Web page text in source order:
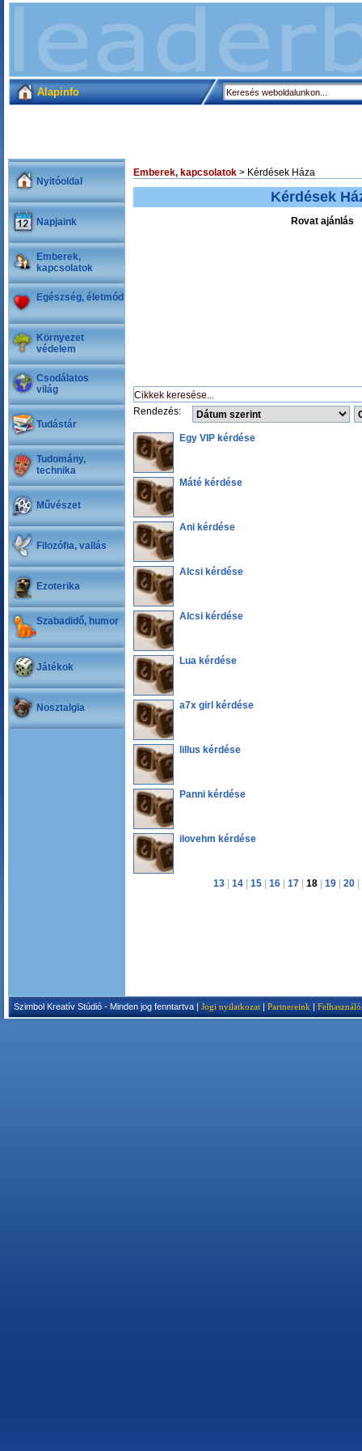
Alapinfo
Nyitóoldal
Napjaink
Emberek,
kapcsolatok
Egészség, életmód
Környezet
védelem
Csodálatos
világ
Tudástár
Tudomány,
technika
Művészet
Filozófia, vallás
Ezoterika
Szabadidő, humor
Játékok
Nosztalgia
Emberek, kapcsolatok > Kérdések Háza
Kérdések
Rovat ajánlás
Rendezés:
Egy VIP kérdése
Máté kérdése
Ani kérdése
Alcsi kérdése
Alcsi kérdése
Lua kérdése
a7x girl kérdése
lillus kérdése
Panni kérdése
ilovehm kérdése
13 14 15 16 17 18 19 20
Szimbol Kreatív Stúdió - Minden jog fenntartva | Jogi nyilatkozat | Partnereink |